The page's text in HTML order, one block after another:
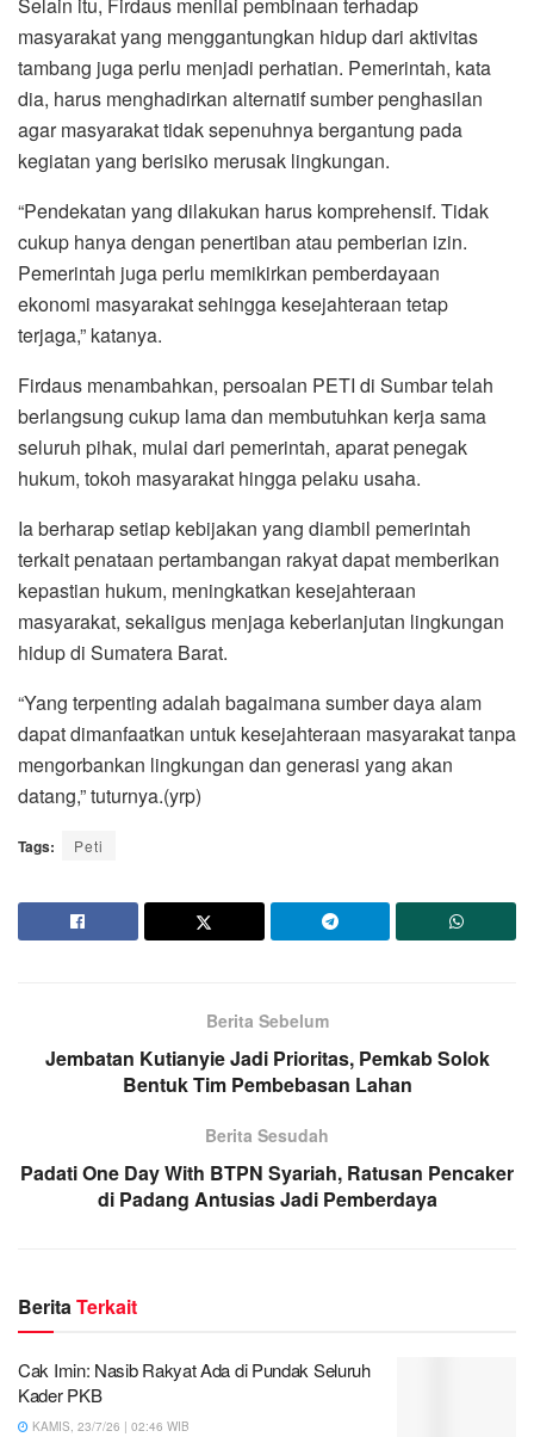
Selain itu, Firdaus menilai pembinaan terhadap
masyarakat yang menggantungkan hidup dari aktivitas
tambang juga perlu menjadi perhatian. Pemerintah, kata
dia, harus menghadirkan alternatif sumber penghasilan
agar masyarakat tidak sepenuhnya bergantung pada
kegiatan yang berisiko merusak lingkungan.
“Pendekatan yang dilakukan harus komprehensif. Tidak
cukup hanya dengan penertiban atau pemberian izin.
Pemerintah juga perlu memikirkan pemberdayaan
ekonomi masyarakat sehingga kesejahteraan tetap
terjaga,” katanya.
Firdaus menambahkan, persoalan PETI di Sumbar telah
berlangsung cukup lama dan membutuhkan kerja sama
seluruh pihak, mulai dari pemerintah, aparat penegak
hukum, tokoh masyarakat hingga pelaku usaha.
Ia berharap setiap kebijakan yang diambil pemerintah
terkait penataan pertambangan rakyat dapat memberikan
kepastian hukum, meningkatkan kesejahteraan
masyarakat, sekaligus menjaga keberlanjutan lingkungan
hidup di Sumatera Barat.
“Yang terpenting adalah bagaimana sumber daya alam
dapat dimanfaatkan untuk kesejahteraan masyarakat tanpa
mengorbankan lingkungan dan generasi yang akan
datang,” tuturnya.(yrp)
Tags: Peti
Berita Sebelum
Jembatan Kutianyie Jadi Prioritas, Pemkab Solok
Bentuk Tim Pembebasan Lahan
Berita Sesudah
Padati One Day With BTPN Syariah, Ratusan Pencaker
di Padang Antusias Jadi Pemberdaya
BeritaTerkait
Cak Imin: Nasib Rakyat Ada di Pundak Seluruh
Kader PKB
KAMIS, 23/7/26 | 02:46 WIB